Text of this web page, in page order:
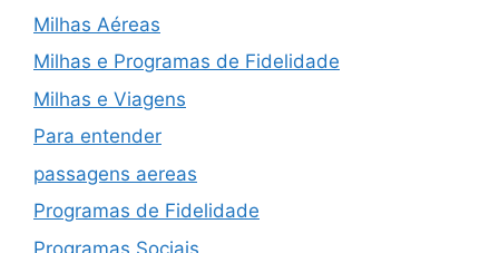
Milhas Aéreas
Milhas e Programas de Fidelidade
Milhas e Viagens
Para entender
passagens aereas
Programas de Fidelidade
Programas Sociais